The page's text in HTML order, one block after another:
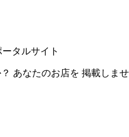
タルサイト
あなたのお店を 掲載しま